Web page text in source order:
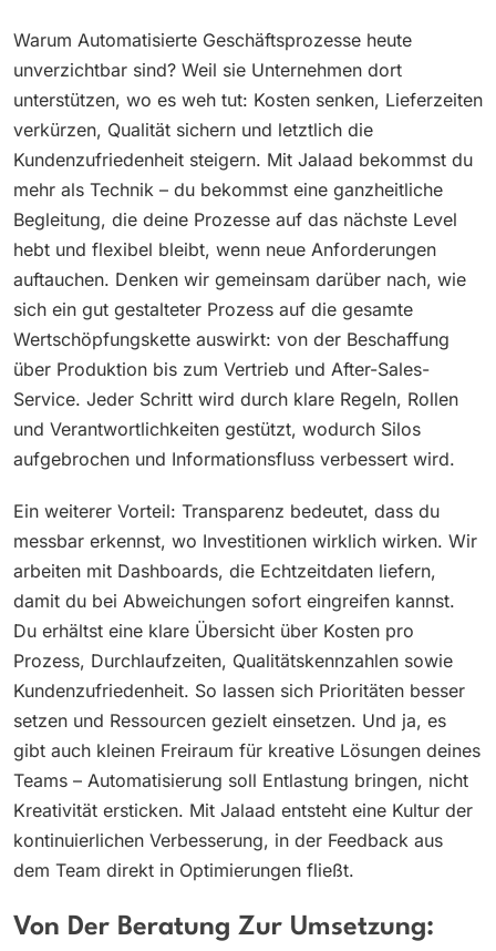
Warum Automatisierte Geschäftsprozesse heute
unverzichtbar sind? Weil sie Unternehmen dort
unterstützen, wo es weh tut: Kosten senken, Lieferzeiten
verkürzen, Qualität sichern und letztlich die
Kundenzufriedenheit steigern. Mit Jalaad bekommst du
mehr als Technik – du bekommst eine ganzheitliche
Begleitung, die deine Prozesse auf das nächste Level
hebt und flexibel bleibt, wenn neue Anforderungen
auftauchen. Denken wir gemeinsam darüber nach, wie
sich ein gut gestalteter Prozess auf die gesamte
Wertschöpfungskette auswirkt: von der Beschaffung
über Produktion bis zum Vertrieb und After-Sales-
Service. Jeder Schritt wird durch klare Regeln, Rollen
und Verantwortlichkeiten gestützt, wodurch Silos
aufgebrochen und Informationsfluss verbessert wird.
Ein weiterer Vorteil: Transparenz bedeutet, dass du
messbar erkennst, wo Investitionen wirklich wirken. Wir
arbeiten mit Dashboards, die Echtzeitdaten liefern,
damit du bei Abweichungen sofort eingreifen kannst.
Du erhältst eine klare Übersicht über Kosten pro
Prozess, Durchlaufzeiten, Qualitätskennzahlen sowie
Kundenzufriedenheit. So lassen sich Prioritäten besser
setzen und Ressourcen gezielt einsetzen. Und ja, es
gibt auch kleinen Freiraum für kreative Lösungen deines
Teams – Automatisierung soll Entlastung bringen, nicht
Kreativität ersticken. Mit Jalaad entsteht eine Kultur der
kontinuierlichen Verbesserung, in der Feedback aus
dem Team direkt in Optimierungen fließt.
Von Der Beratung Zur Umsetzung: